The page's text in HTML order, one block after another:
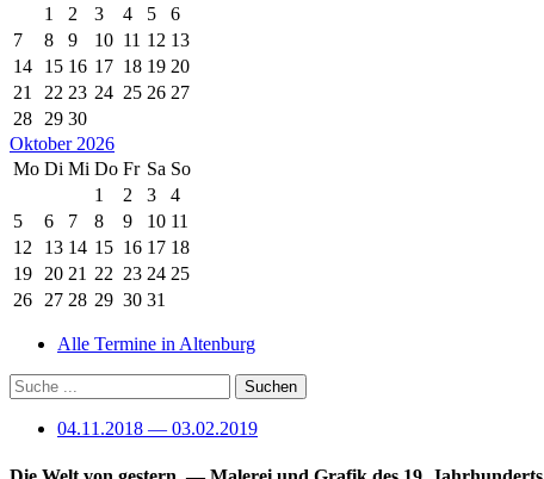
1
2 3 4 5
6
7
8 9 10 11 12 13
14
15 16 17 18 19 20
21
22 23 24 25 26 27
28 29 30
Oktober 2026
Mo Di Mi Do Fr Sa So
1
2 3
4
5
6 7 8 9 10 11
12
13 14 15 16 17 18
19 20 21 22 23 24 25
26 27 28 29 30 31
Alle Termine in Altenburg
04.11.2018 — 03.02.2019